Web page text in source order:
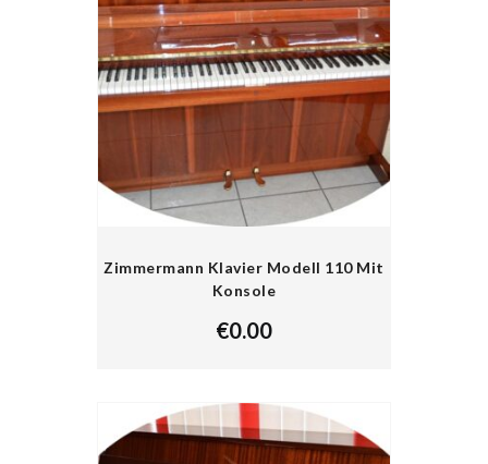
Zimmermann Klavier Modell 110 Mit
Konsole
€0.00